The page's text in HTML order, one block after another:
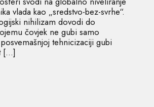
vlada kao „sredstvo-bez-svrhe“.
nihilizam dovodi do
čovjek ne gubi samo
tehnicizaciji gubi
[…]